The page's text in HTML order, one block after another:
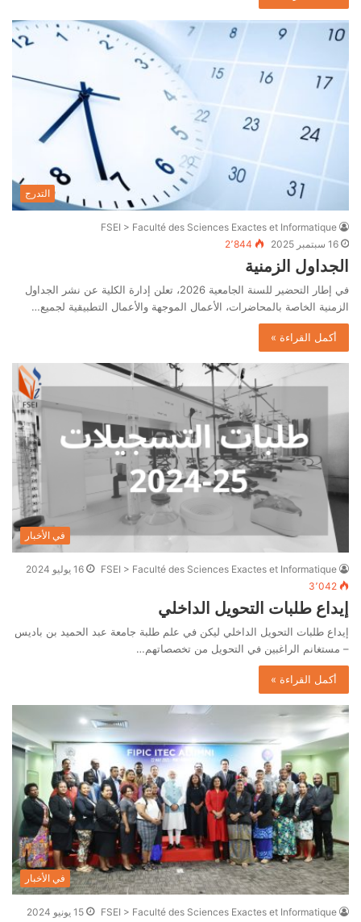
التدرج
FSEI > Faculté des Sciences Exactes et Informatique
16 سبتمبر 2025
2٬844
الجداول الزمنية
في إطار التحضير للسنة الجامعية 2026، تعلن إدارة الكلية عن نشر الجداول
الزمنية الخاصة بالمحاضرات، الأعمال الموجهة والأعمال التطبيقية لجميع…
أكمل القراءة »
في الأخبار
FSEI > Faculté des Sciences Exactes et Informatique
16 يوليو 2024
3٬042
إيداع طلبات التحويل الداخلي
إيداع طلبات التحويل الداخلي ليكن في علم طلبة جامعة عبد الحميد بن باديس
– مستغانم الراغبين في التحويل من تخصصاتهم…
أكمل القراءة »
في الأخبار
FSEI > Faculté des Sciences Exactes et Informatique
15 يونيو 2024